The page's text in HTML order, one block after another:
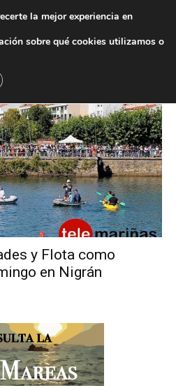
y Flota como
en Nigrán
la mejor experiencia en
sobre qué cookies utilizamos o